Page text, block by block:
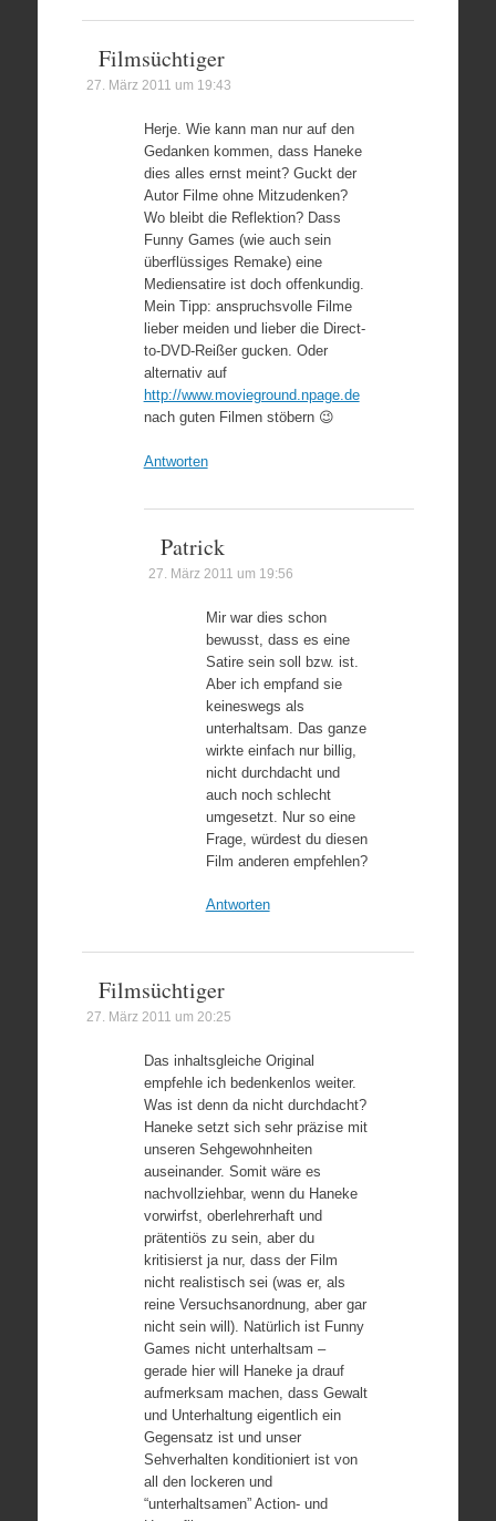
Filmsüchtiger
27. März 2011 um 19:43
Herje. Wie kann man nur auf den
Gedanken kommen, dass Haneke
dies alles ernst meint? Guckt der
Autor Filme ohne Mitzudenken?
Wo bleibt die Reflektion? Dass
Funny Games (wie auch sein
überflüssiges Remake) eine
Mediensatire ist doch offenkundig.
Mein Tipp: anspruchsvolle Filme
lieber meiden und lieber die Direct-
to-DVD-Reißer gucken. Oder
alternativ auf
http://www.movieground.npage.de
nach guten Filmen stöbern 😉
Antworten
Patrick
27. März 2011 um 19:56
Mir war dies schon
bewusst, dass es eine
Satire sein soll bzw. ist.
Aber ich empfand sie
keineswegs als
unterhaltsam. Das ganze
wirkte einfach nur billig,
nicht durchdacht und
auch noch schlecht
umgesetzt. Nur so eine
Frage, würdest du diesen
Film anderen empfehlen?
Antworten
Filmsüchtiger
27. März 2011 um 20:25
Das inhaltsgleiche Original
empfehle ich bedenkenlos weiter.
Was ist denn da nicht durchdacht?
Haneke setzt sich sehr präzise mit
unseren Sehgewohnheiten
auseinander. Somit wäre es
nachvollziehbar, wenn du Haneke
vorwirfst, oberlehrerhaft und
prätentiös zu sein, aber du
kritisierst ja nur, dass der Film
nicht realistisch sei (was er, als
reine Versuchsanordnung, aber gar
nicht sein will). Natürlich ist Funny
Games nicht unterhaltsam –
gerade hier will Haneke ja drauf
aufmerksam machen, dass Gewalt
und Unterhaltung eigentlich ein
Gegensatz ist und unser
Sehverhalten konditioniert ist von
all den lockeren und
“unterhaltsamen” Action- und